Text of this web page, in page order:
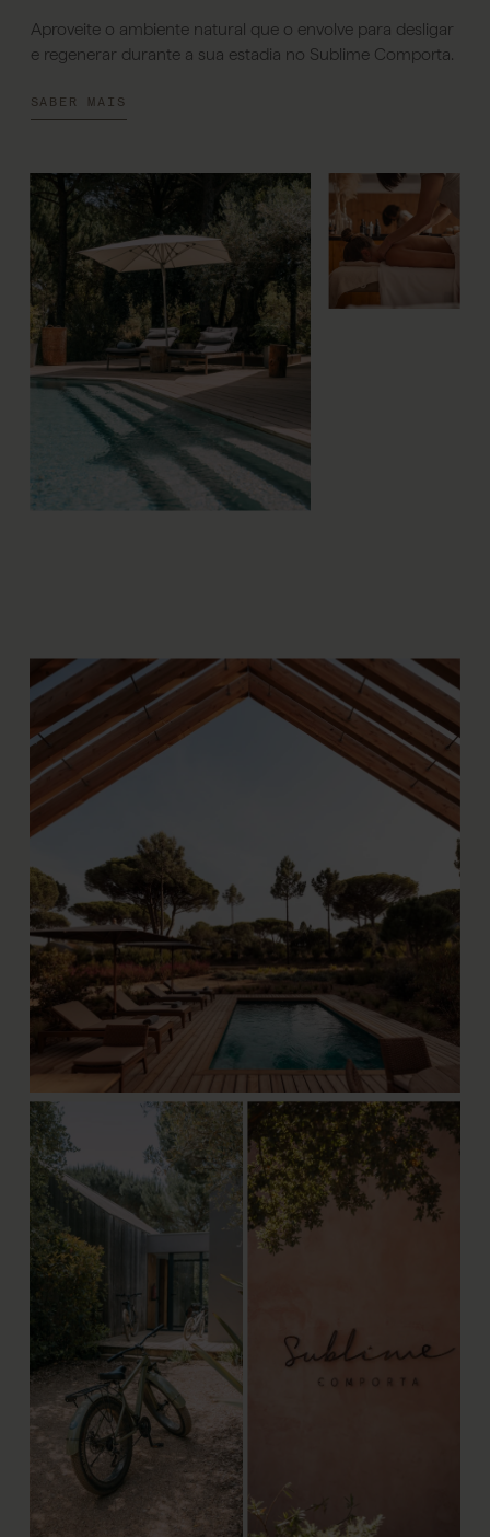
Aproveite o ambiente natural que o envolve para desligar
e regenerar durante a sua estadia no Sublime Comporta.
SABER MAIS